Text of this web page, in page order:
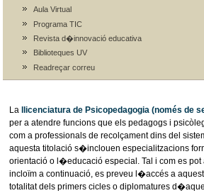
Aula Virtual
Programa TIC
Revista d�innovació educativa
Biblioteques UV
Readreçar correu
La llicenciatura de Psicopedagogia(només de
per a atendre funcions que els pedagogs i
com a professionals de recolçament dins del
aquesta titolació s�inclouen especialitzacions
orientació o l�educació especial. Tal i com es pot
incloïm a continuació, es preveu l�accés a
totalitat dels primers cicles o diplomatures